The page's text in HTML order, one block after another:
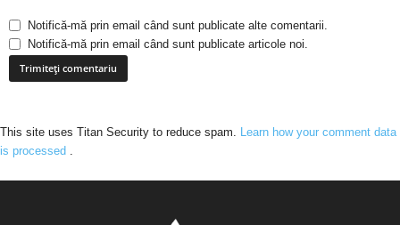
Notifică-mă prin email când sunt publicate alte comentarii.
Notifică-mă prin email când sunt publicate articole noi.
This site uses Titan Security to reduce spam. Learn how your comment data
is processed .